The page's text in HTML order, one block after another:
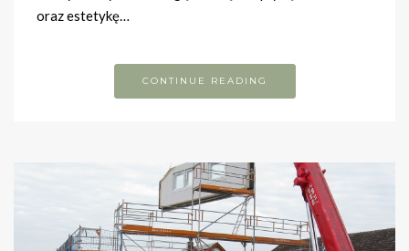
oraz estetykę…
CONTINUE READING